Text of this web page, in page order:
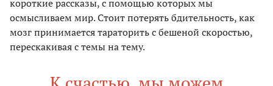
короткие рассказы, с помощью которых мы
осмысливаем мир. Стоит потерять бдительность, как
мозг принимается тараторить с бешеной скоростью,
перескакивая с темы на тему.